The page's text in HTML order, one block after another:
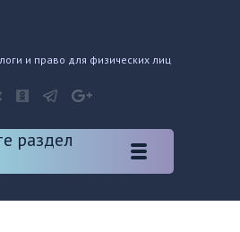
и право для физических лиц
раздел